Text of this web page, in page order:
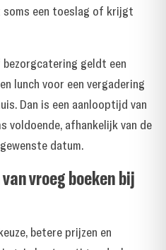
een toeslag of krijgt
geldt een
lunch voor een vergadering
Dan is een aanlooptijd van
voldoende, afhankelijk van de
datum.
vroeg boeken bij
betere prijzen en